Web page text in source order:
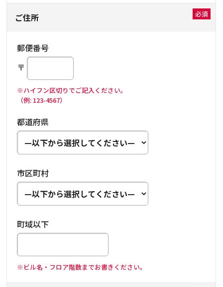
ご住所
郵便番号
〒
※ハイフン区切りでご記入ください。
（例: 123-4567）
都道府県
市区町村
町域以下
※ビル名・フロア階数までお書きください。